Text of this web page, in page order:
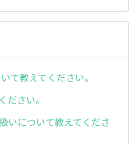
て教えてください。
ださい。
いについて教えてくださ